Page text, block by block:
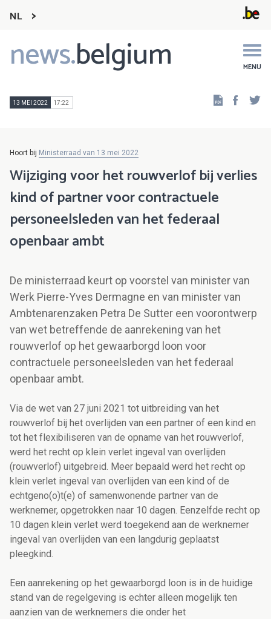
NL
news.belgium MENU
Main
navigation
13 MEI 2022 17:22
Hoort bij Ministerraad van 13 mei 2022
Wijziging voor het rouwverlof bij verlies
kind of partner voor contractuele
personeelsleden van het federaal
openbaar ambt
De ministerraad keurt op voorstel van minister van
Werk Pierre-Yves Dermagne en van minister van
Ambtenarenzaken Petra De Sutter een voorontwerp
van wet betreffende de aanrekening van het
rouwverlof op het gewaarborgd loon voor
contractuele personeelsleden van het federaal
openbaar ambt.
Via de wet van 27 juni 2021 tot uitbreiding van het
rouwverlof bij het overlijden van een partner of een kind en
tot het flexibiliseren van de opname van het rouwverlof,
werd het recht op klein verlet ingeval van overlijden
(rouwverlof) uitgebreid. Meer bepaald werd het recht op
klein verlet ingeval van overlijden van een kind of de
echtgeno(o)t(e) of samenwonende partner van de
werknemer, opgetrokken naar 10 dagen. Eenzelfde recht op
10 dagen klein verlet werd toegekend aan de werknemer
ingeval van overlijden van een langdurig geplaatst
pleegkind.
Een aanrekening op het gewaarborgd loon is in de huidige
stand van de regelgeving is echter alleen mogelijk ten
aanzien van de werknemers die onder het